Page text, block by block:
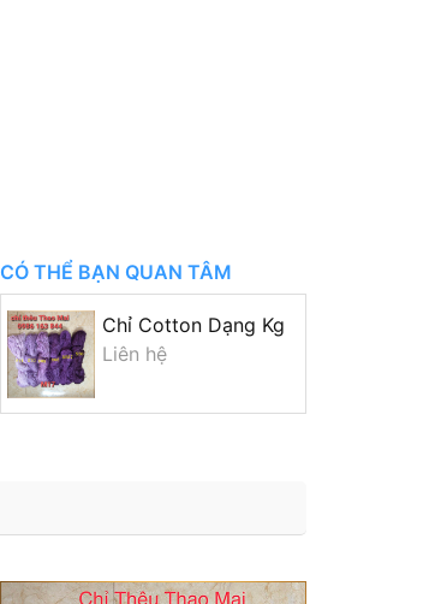
CÓ THỂ BẠN QUAN TÂM
Chỉ Cotton Dạng Kg
Liên hệ